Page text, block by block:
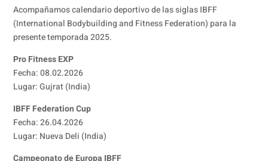
Acompañamos calendario deportivo de las siglas IBFF
(International Bodybuilding and Fitness Federation) para la
presente temporada 2025.
Pro Fitness EXP
Fecha: 08.02.2026
Lugar: Gujrat (India)
IBFF Federation Cup
Fecha: 26.04.2026
Lugar: Nueva Deli (India)
Campeonato de Europa IBFF